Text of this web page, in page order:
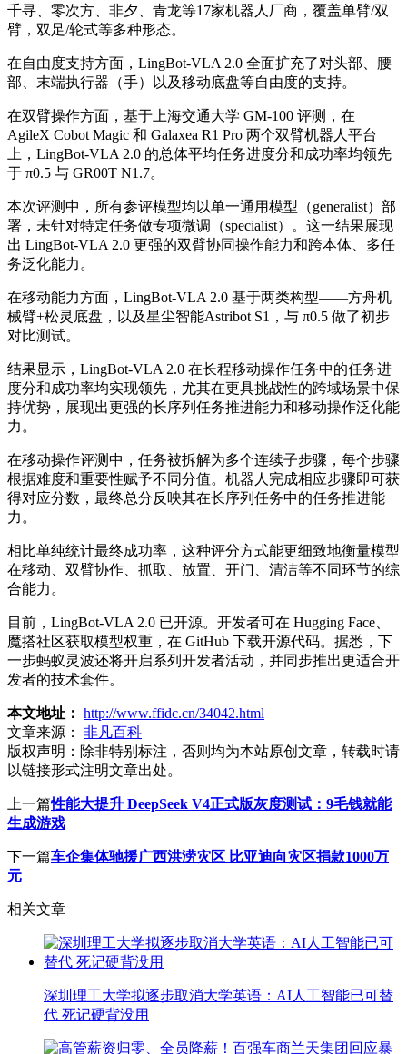
千寻、零次方、非夕、青龙等17家机器人厂商，覆盖单臂/双
臂，双足/轮式等多种形态。
在自由度支持方面，LingBot-VLA 2.0 全面扩充了对头部、腰
部、末端执行器（手）以及移动底盘等自由度的支持。
在双臂操作方面，基于上海交通大学 GM-100 评测，在
AgileX Cobot Magic 和 Galaxea R1 Pro 两个双臂机器人平台
上，LingBot-VLA 2.0 的总体平均任务进度分和成功率均领先
于 π0.5 与 GR00T N1.7。
本次评测中，所有参评模型均以单一通用模型（generalist）部
署，未针对特定任务做专项微调（specialist）。这一结果展现
出 LingBot-VLA 2.0 更强的双臂协同操作能力和跨本体、多任
务泛化能力。
在移动能力方面，LingBot-VLA 2.0 基于两类构型——方舟机
械臂+松灵底盘，以及星尘智能Astribot S1，与 π0.5 做了初步
对比测试。
结果显示，LingBot-VLA 2.0 在长程移动操作任务中的任务进
度分和成功率均实现领先，尤其在更具挑战性的跨域场景中保
持优势，展现出更强的长序列任务推进能力和移动操作泛化能
力。
在移动操作评测中，任务被拆解为多个连续子步骤，每个步骤
根据难度和重要性赋予不同分值。机器人完成相应步骤即可获
得对应分数，最终总分反映其在长序列任务中的任务推进能
力。
相比单纯统计最终成功率，这种评分方式能更细致地衡量模型
在移动、双臂协作、抓取、放置、开门、清洁等不同环节的综
合能力。
目前，LingBot-VLA 2.0 已开源。开发者可在 Hugging Face、
魔搭社区获取模型权重，在 GitHub 下载开源代码。据悉，下
一步蚂蚁灵波还将开启系列开发者活动，并同步推出更适合开
发者的技术套件。
本文地址： http://www.ffidc.cn/34042.html
文章来源：
非凡百科
版权声明： 除非特别标注，否则均为本站原创文章，转载时请
以链接形式注明文章出处。
上一篇性能大提升 DeepSeek V4正式版灰度测试：9毛钱就能
生成游戏
下一篇车企集体驰援广西洪涝灾区 比亚迪向灾区捐款1000万
元
相关文章
深圳理工大学拟逐步取消大学英语：AI人工智能已可替
代 死记硬背没用